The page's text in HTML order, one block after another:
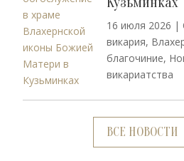
16 июля 2026 |
викария,
благочиние,
викариатства
ВСЕ НОВОСТИ